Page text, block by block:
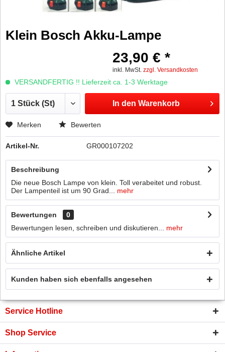
Klein Bosch Akku-Lampe
23,90 € *
inkl. MwSt. zzgl. Versandkosten
VERSANDFERTIG !! Lieferzeit ca. 1-3 Werktage
In den Warenkorb
Merken Bewerten
Artikel-Nr. GR000107202
Beschreibung
Die neue Bosch Lampe von klein. Toll verabeitet und robust.
Der Lampenteil ist um 90 Grad...
mehr
Bewertungen
0
Bewertungen lesen, schreiben und diskutieren...
mehr
Ähnliche Artikel
Kunden haben sich ebenfalls angesehen
Service Hotline
Shop Service